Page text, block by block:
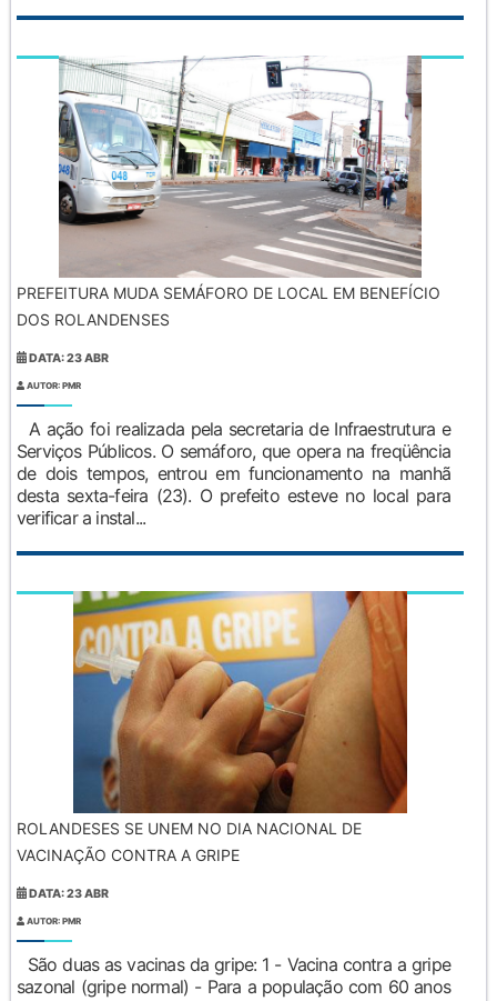
PREFEITURA MUDA SEMÁFORO DE LOCAL EM BENEFÍCIO
DOS ROLANDENSES
DATA: 23 ABR
AUTOR: PMR
A ação foi realizada pela secretaria de Infraestrutura e
Serviços Públicos. O semáforo, que opera na freqüência
de dois tempos, entrou em funcionamento na manhã
desta sexta-feira (23). O prefeito esteve no local para
verificar a instal...
ROLANDESES SE UNEM NO DIA NACIONAL DE
VACINAÇÃO CONTRA A GRIPE
DATA: 23 ABR
AUTOR: PMR
São duas as vacinas da gripe: 1 - Vacina contra a gripe
sazonal (gripe normal) - Para a população com 60 anos